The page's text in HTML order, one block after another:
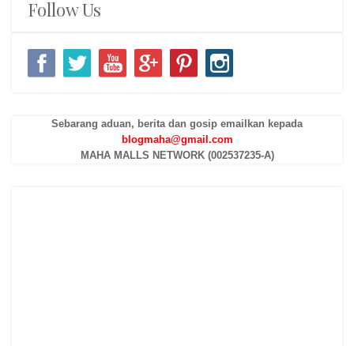
Follow Us
Sebarang aduan, berita dan gosip emailkan kepada
blogmaha@gmail.com
MAHA MALLS NETWORK (002537235-A)